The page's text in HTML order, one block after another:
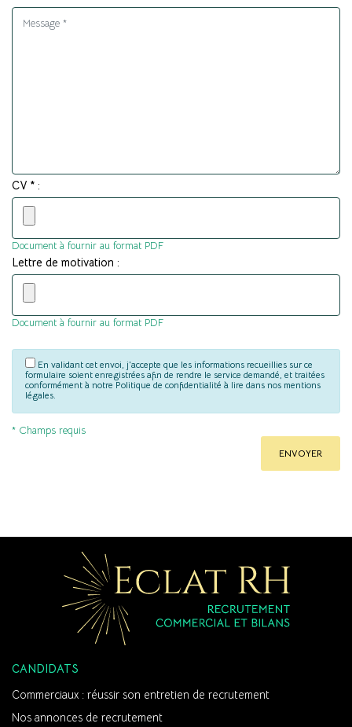
CV * :
Document à fournir au format PDF
Lettre de motivation :
Document à fournir au format PDF
En validant cet envoi, j'accepte que les informations recueillies sur ce
formulaire soient enregistrées afin de rendre le service demandé, et traitées
conformément à notre Politique de confidentialité à lire dans nos mentions
légales.
* Champs requis
CANDIDATS
Commerciaux : réussir son entretien de recrutement
Nos annonces de recrutement